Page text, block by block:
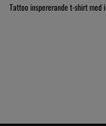
Tattoo inspererande t-shirt med